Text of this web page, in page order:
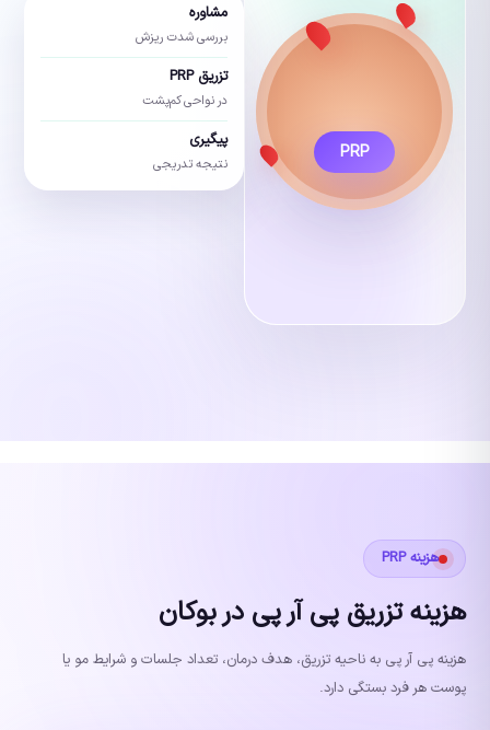
مشاوره
بررسی شدت ریزش
تزریق PRP
در نواحی کم‌پشت
پیگیری
نتیجه تدریجی
هزینه PRP
هزینه تزریق پی آر پی در بوکان
هزینه پی آر پی به ناحیه تزریق، هدف درمان، تعداد جلسات و شرایط مو یا
پوست هر فرد بستگی دارد.